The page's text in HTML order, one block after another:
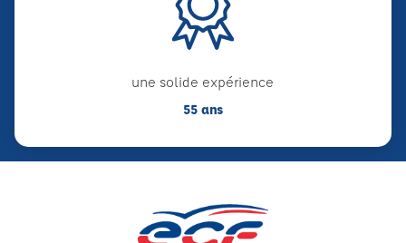
une solide expérience
55 ans